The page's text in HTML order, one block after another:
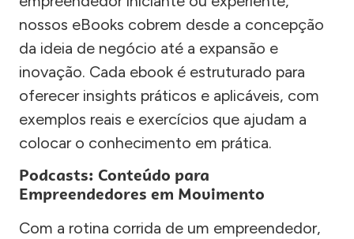
nossos eBooks cobrem desde a concepção
da ideia de negócio até a expansão e
inovação. Cada ebook é estruturado para
oferecer insights práticos e aplicáveis, com
exemplos reais e exercícios que ajudam a
colocar o conhecimento em prática.
Podcasts: Conteúdo para
Empreendedores em Movimento
Com a rotina corrida de um empreendedor,